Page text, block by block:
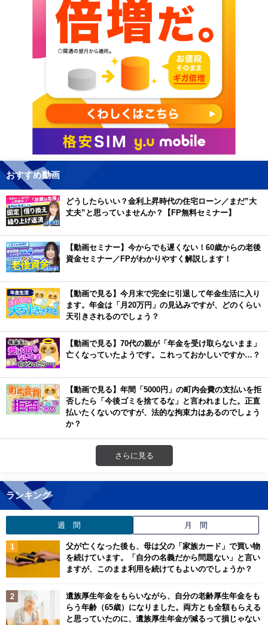
おすすめ動画
どうしたらいい？金利上昇時代の住宅ローン／まだ”大
丈夫”と思っていませんか？【FP無料セミナー】
【動画セミナー】今からでも遅くない！60歳からの老後
資金セミナー／FPがわかりやすく解説します！
【動画で見る】今月末で完全に引退して年金生活に入り
ます。年金は「月20万円」の見込みですが、どのくらい
天引きされるのでしょう？
【動画で見る】70代の親が「年金を受け取らないまま」
亡くなっていたようです。これっておかしいですか…？
【動画で見る】年間「5000円」の町内会費の支払いを拒
否したら「今後ゴミを捨てるな」と言われました。正直
払いたくないのですが、法的な拘束力はあるのでしょう
か？
さらに見る
ランキング
週 間 月 間
父が亡くなった後も、母は父の「家族カード」で買い物
を続けています。「自分の名義だから問題ない」と言い
ますが、このまま利用を続けてもよいのでしょうか？
遺族厚生年金をもらいながら、自分の老齢厚生年金をも
らう年齢（65歳）になりました。両方とも全額もらえる
と思っていたのに、遺族厚生年金が減るって損じゃない